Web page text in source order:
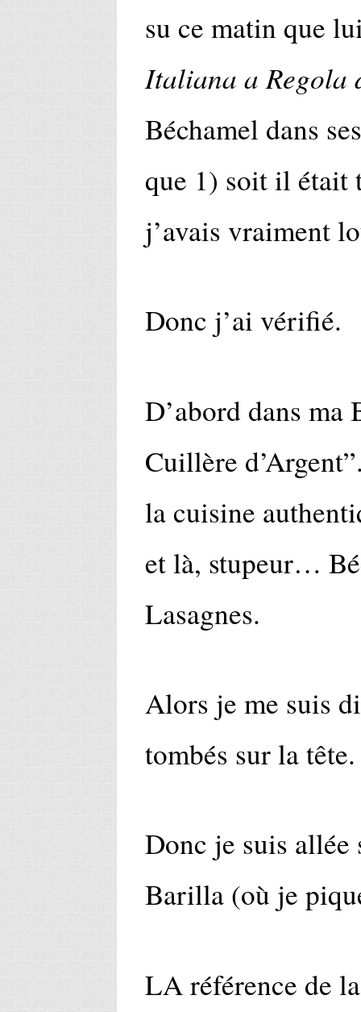
su ce matin que
Italiana a Regola
Béchamel dans
que 1) soit il était
j’avais vraiment
Donc j’ai vérifié.
D’abord dans
Cuillère
la cuisine
et là, stupeur…
Lasagnes.
Alors je me suis
tombés sur la tête.
Donc je suis allée
Barilla (où je
LA référence de